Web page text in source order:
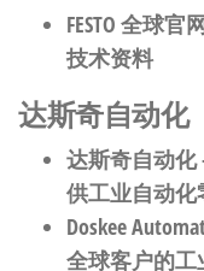
FESTO 全球官
技术资料
达斯奇自动化
达斯奇自动化
供工业自动
Doskee
全球客户的